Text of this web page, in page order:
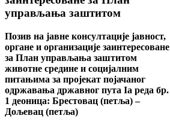
управљања заштитом
Позив на јавне консултације јавност,
органе и организације заинтересоване
за План управљања заштитом
животне средине и социјалним
питањима за пројекат појачаног
одржавања државног пута Ia реда бр.
1 деоница: Брестовац (петља) –
Дољевац (петља)